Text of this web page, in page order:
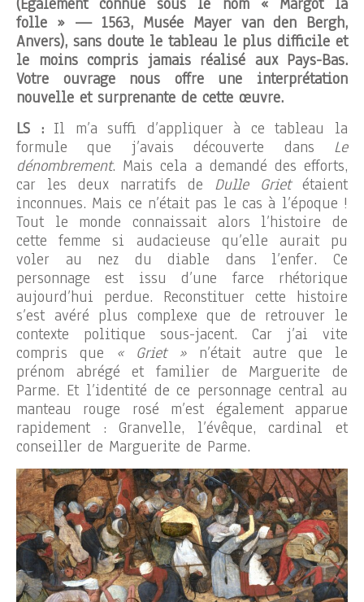
folle » — 1563, Musée Mayer van den Bergh,
Anvers), sans doute le tableau le plus difficile et
le moins compris jamais réalisé aux Pays-Bas.
Votre ouvrage nous offre une interprétation
nouvelle et surprenante de cette œuvre.
LS : Il m’a suffi d’appliquer à ce tableau la
formule que j’avais découverte dans Le
dénombrement. Mais cela a demandé des efforts,
car les deux narratifs de Dulle Grietétaient
inconnues. Mais ce n’était pas le cas à l’époque !
Tout le monde connaissait alors l’histoire de
cette femme si audacieuse qu’elle aurait pu
voler au nez du diable dans l’enfer. Ce
personnage est issu d’une farce rhétorique
aujourd’hui perdue. Reconstituer cette histoire
s’est avéré plus complexe que de retrouver le
contexte politique sous-jacent. Car j’ai vite
compris que « Griet » n’était autre que le
prénom abrégé et familier de Marguerite de
Parme. Et l’identité de ce personnage central au
manteau rouge rosé m’est également apparue
rapidement : Granvelle, l’évêque, cardinal et
conseiller de Marguerite de Parme.